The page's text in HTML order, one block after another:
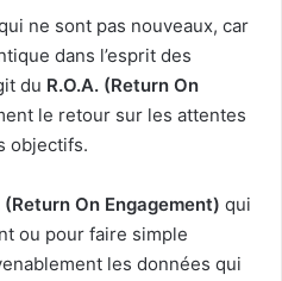
ne sont pas nouveaux, car
dans l’esprit des
du R.O.A. (Return On
le retour sur les attentes
objectifs.
(Return On Engagement) qui
ou pour faire simple
les données qui